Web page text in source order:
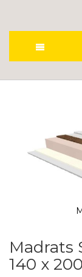
Skip
to
the
Madrats
140 x